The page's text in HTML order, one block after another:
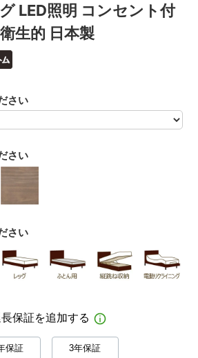
LED照明 コンセント付
生的 日本製
さい
さい
さい